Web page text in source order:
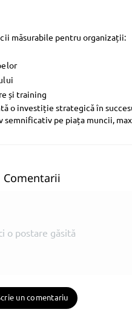
măsurabile pentru organizații:
și training
o investiție strategică în
pe piața muncii,
Comentarii
o postare găsită
un comentariu